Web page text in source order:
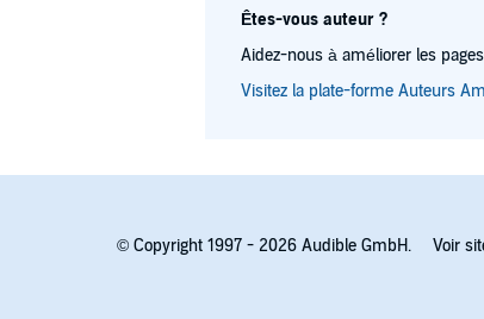
Êtes-vous auteur ?
Aidez-nous à améliorer les
Visitez la plate-forme Auteurs
© Copyright 1997 - 2026 Audible GmbH. Voir